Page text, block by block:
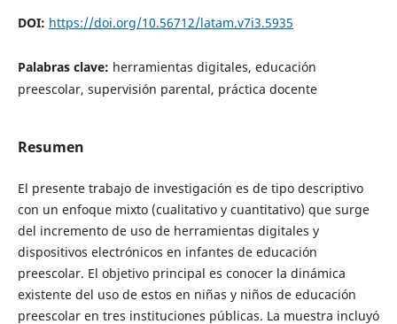
DOI: https://doi.org/10.56712/latam.v7i3.5935
Palabras clave: herramientas digitales, educación
preescolar, supervisión parental, práctica docente
Resumen
El presente trabajo de investigación es de tipo descriptivo
con un enfoque mixto (cualitativo y cuantitativo) que surge
del incremento de uso de herramientas digitales y
dispositivos electrónicos en infantes de educación
preescolar. El objetivo principal es conocer la dinámica
existente del uso de estos en niñas y niños de educación
preescolar en tres instituciones públicas. La muestra incluyó